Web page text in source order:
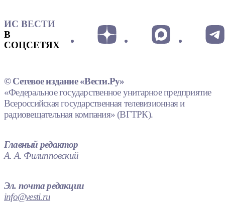
ИС ВЕСТИ
В
СОЦСЕТЯХ
© Сетевое издание «Вести.Ру»
«Федеральное государственное унитарное предприятие
Всероссийская государственная телевизионная и
радиовещательная компания» (ВГТРК).
Главный редактор
А. А. Филипповский
Эл. почта редакции
info@vesti.ru